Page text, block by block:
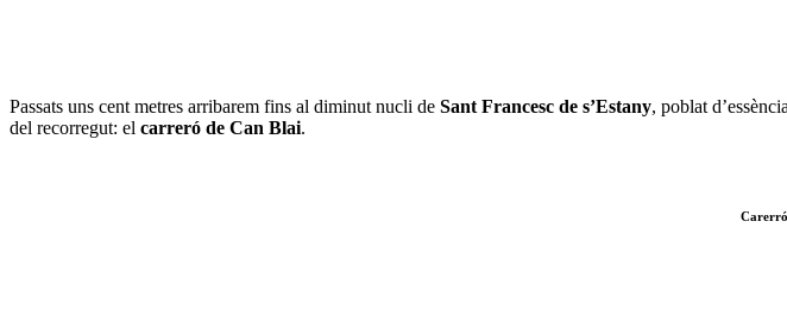
Passats uns cent metres arribarem fins al diminut nucli de Sant Francesc de s’Estany, poblat
del recorregut: el carreró de Can Blai.